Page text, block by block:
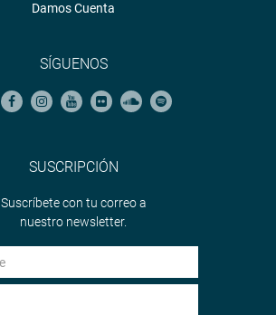
Damos Cuenta
SÍGUENOS
SUSCRIPCIÓN
Suscríbete con tu correo a
nuestro newsletter.